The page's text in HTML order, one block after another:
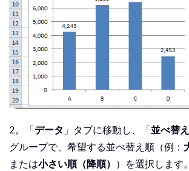
2。「データ 」タブに移動し、「並べ替
グループで、希望する並べ替え順（例：
または小さい順（降順） ）を選択します